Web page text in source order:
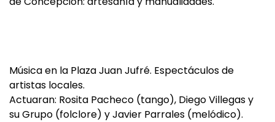
Música en la Plaza Juan Jufré. Espectáculos de
artistas locales.
Actuaran: Rosita Pacheco (tango), Diego Villegas y
su Grupo (folclore) y Javier Parrales (melódico).